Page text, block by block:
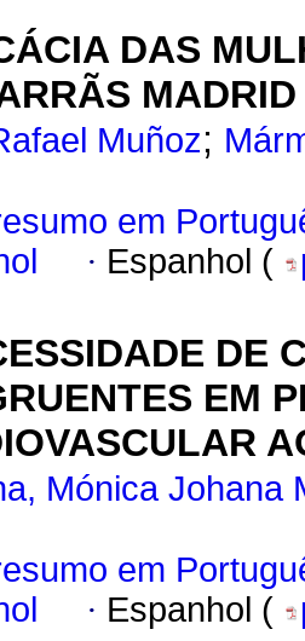
DAS
MADRID
Muñoz;
em
· Espanhol (
DE
EM
Mónica Johana
em
· Espanhol (